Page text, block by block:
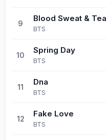
9
Blood Sweat &
BTS
10
Spring Day
BTS
11
Dna
BTS
12
Fake Love
BTS